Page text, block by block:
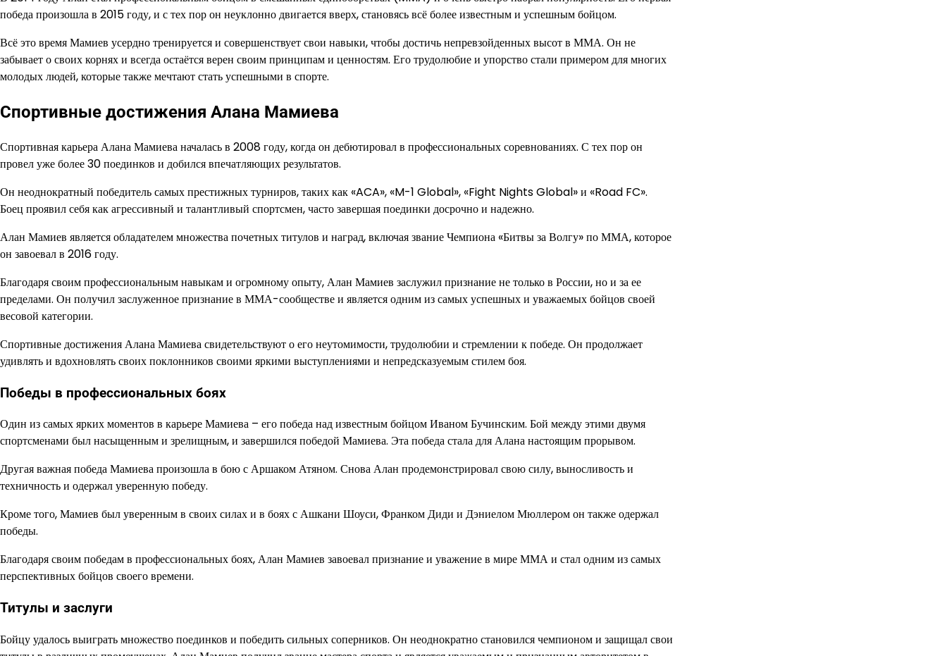
победа произошла в 2015 году, и с тех пор он неуклонно двигается вверх, становясь всё более известным и успешным бойцом.
Всё это время Мамиев усердно тренируется и совершенствует свои навыки, чтобы достичь непревзойденных высот в ММА. Он не
забывает о своих корнях и всегда остаётся верен своим принципам и ценностям. Его трудолюбие и упорство стали примером для многих
молодых людей, которые также мечтают стать успешными в спорте.
Спортивные достижения Алана Мамиева
Спортивная карьера Алана Мамиева началась в 2008 году, когда он дебютировал в профессиональных соревнованиях. С тех пор он
провел уже более 30 поединков и добился впечатляющих результатов.
Он неоднократный победитель самых престижных турниров, таких как «ACA», «M-1 Global», «Fight Nights Global» и «Road FC».
Боец проявил себя как агрессивный и талантливый спортсмен, часто завершая поединки досрочно и надежно.
Алан Мамиев является обладателем множества почетных титулов и наград, включая звание Чемпиона «Битвы за Волгу» по ММА, которое
он завоевал в 2016 году.
Благодаря своим профессиональным навыкам и огромному опыту, Алан Мамиев заслужил признание не только в России, но и за ее
пределами. Он получил заслуженное признание в ММА-сообществе и является одним из самых успешных и уважаемых бойцов своей
весовой категории.
Спортивные достижения Алана Мамиева свидетельствуют о его неутомимости, трудолюбии и стремлении к победе. Он продолжает
удивлять и вдохновлять своих поклонников своими яркими выступлениями и непредсказуемым стилем боя.
Победы в профессиональных боях
Один из самых ярких моментов в карьере Мамиева – его победа над известным бойцом Иваном Бучинским. Бой между этими двумя
спортсменами был насыщенным и зрелищным, и завершился победой Мамиева. Эта победа стала для Алана настоящим прорывом.
Другая важная победа Мамиева произошла в бою с Аршаком Атяном. Снова Алан продемонстрировал свою силу, выносливость и
техничность и одержал уверенную победу.
Кроме того, Мамиев был уверенным в своих силах и в боях с Ашкани Шоуси, Франком Диди и Дэниелом Мюллером он также одержал
победы.
Благодаря своим победам в профессиональных боях, Алан Мамиев завоевал признание и уважение в мире ММА и стал одним из самых
перспективных бойцов своего времени.
Титулы и заслуги
Бойцу удалось выиграть множество поединков и победить сильных соперников. Он неоднократно становился чемпионом и защищал свои